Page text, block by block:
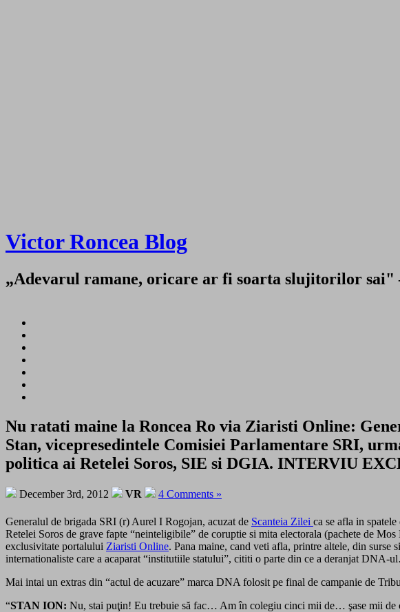
Victor Roncea Blog
„Adevarul ramane, oricare ar fi soarta slujitorilor sai"
Nu ratati maine la Roncea Ro via Ziaristi Online:
Stan, vicepresedintele Comisiei Parlamentare SRI,
politica ai Retelei Soros, SIE si DGIA. INTERVIU
December 3rd, 2012 VR 4 Comments »
Generalul de brigada SRI (r) Aurel I Rogojan, acuzat de Scanteia Zilei ca se afla in
Retelei Soros de grave fapte “neinteligibile” de coruptie si mita electorala (pachete de
exclusivitate portalului Ziaristi Online. Pana maine, cand veti afla, printre altele, din
internationaliste care a acaparat “institutiile statului”, cititi o parte din ce a deranjat DNA-
Mai intai un extras din “actul de acuzare” marca DNA folosit pe final de campanie de
“STAN ION: Nu, stai puţin! Eu trebuie să fac… Am în colegiu cinci mii de… şase mii de